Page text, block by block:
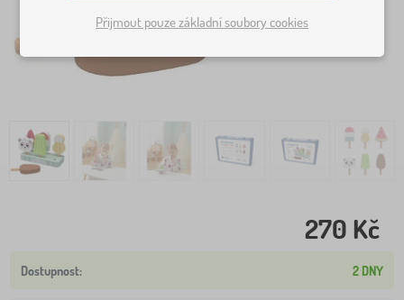
270 Kč
2 DNY
Přijmout pouze základní soubory cookies